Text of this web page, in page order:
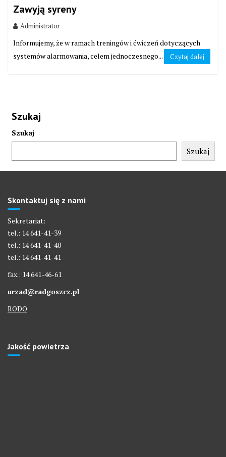
Zawyją syreny
Administrator
Informujemy, że w ramach treningów i ćwiczeń dotyczących
systemów alarmowania, celem jednoczesnego...
Czytaj dalej
Szukaj
Szukaj
Szukaj
Skontaktuj się z nami
Sekretariat:
tel.: 14 641-41-39
tel.: 14 641-41-40
tel.: 14 641-41-41
fax.: 14 641-46-61
urzad@radgoszcz.pl
RODO
Jakość powietrza